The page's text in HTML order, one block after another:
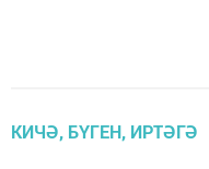
КИЧӘ, БҮГЕН, ИРТӘГӘ